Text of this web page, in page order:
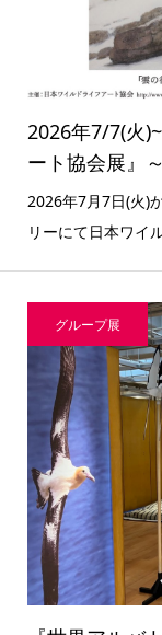
2026年7/7(火
ート協会展』
2026年7月7日(火)
リーにて日本ワイ
グループ展